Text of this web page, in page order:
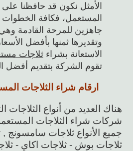
الأمثل نكون قد حافظنا
المستعمل، فكافة الخطوات
جاهزين للمرحة القادمة
وتقديرها ثمنها بأفضل
الاستعانة بشراءثلاجات
تقوم الشركة بتقديم أفضل
ارقام شراء الثلاجات
هناك العديد من أنواع الثلاجات
شركات شراء الثلاجات
جميع الأنواع ثلاجات سامسونج
ثلاجات بوش - ثلاجات اكاي -